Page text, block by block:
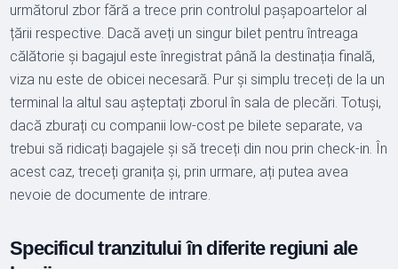
următorul zbor fără a trece prin controlul pașapoartelor al
țării respective. Dacă aveți un singur bilet pentru întreaga
călătorie și bagajul este înregistrat până la destinația finală,
viza nu este de obicei necesară. Pur și simplu treceți de la un
terminal la altul sau așteptați zborul în sala de plecări. Totuși,
dacă zburați cu companii low-cost pe bilete separate, va
trebui să ridicați bagajele și să treceți din nou prin check-in. În
acest caz, treceți granița și, prin urmare, ați putea avea
nevoie de documente de intrare.
Specificul tranzitului în diferite regiuni ale